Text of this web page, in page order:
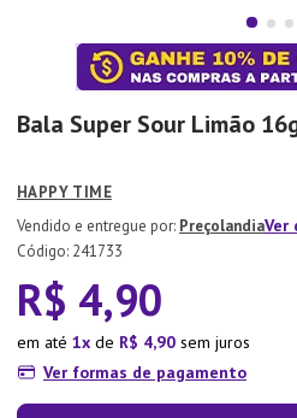
Bala Super Sour Limão
HAPPY TIME
PreçolandiaVer
: 241733
R$ 4,90
em até 1 de R$ 4,90 sem juros
Ver formas de pagamento
Aparelho Jantar
Xicara
10º Lixeira